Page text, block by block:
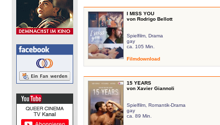
I MISS YOU
von Rodrigo Bellott
Spielfilm, Drama
gay
ca. 105 Min.
Filmdownload
15 YEARS
von Xavier Giannoli
Spielfilm, Romantik-Drama
gay
ca. 89 Min.